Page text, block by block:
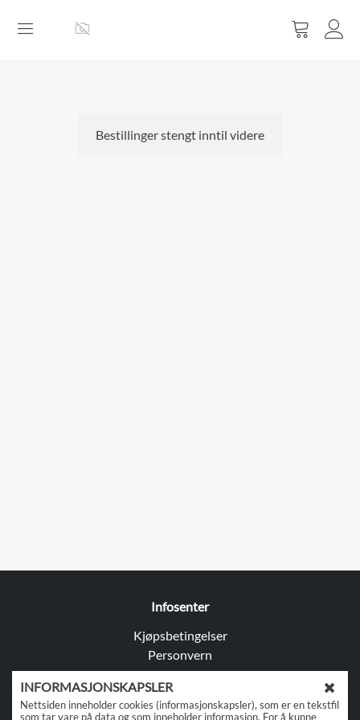
L
INFORMASJONSKAPSLER
Nettsiden inneholder cookies (informasjonskapsler), som er en tekstfil
som tar vare på data og som inneholder informasjon. For å kunne
Bestillinger stengt inntil videre
Infosenter
Kjøpsbetingelser
Personvern
Kontakt oss
Adresse: Tomteveien 25, 1618 Fredrikstad